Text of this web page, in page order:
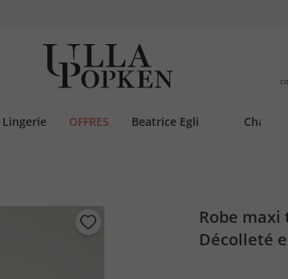
Lingerie OFFRES Beatrice Egli
Robe
Décolleté